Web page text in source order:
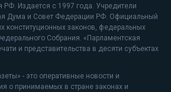
РФ. Издается с 1997 года. Учредители
Дума и Совет Федерации РФ. Официальный
конституционных законов, федеральных
Собрания. «Парламентская
и представительства в десяти субъектах
- это оперативные новости и
о принимаемых в стране законах и